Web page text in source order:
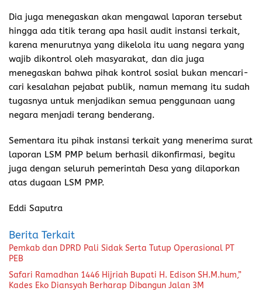
Dia juga menegaskan akan mengawal laporan tersebut
hingga ada titik terang apa hasil audit instansi terkait,
karena menurutnya yang dikelola itu uang negara yang
wajib dikontrol oleh masyarakat, dan dia juga
menegaskan bahwa pihak kontrol sosial bukan mencari-
cari kesalahan pejabat publik, namun memang itu sudah
tugasnya untuk menjadikan semua penggunaan uang
negara menjadi terang benderang.
Sementara itu pihak instansi terkait yang menerima surat
laporan LSM PMP belum berhasil dikonfirmasi, begitu
juga dengan seluruh pemerintah Desa yang dilaporkan
atas dugaan LSM PMP.
Eddi Saputra
Berita Terkait
Pemkab dan DPRD Pali Sidak Serta Tutup Operasional PT
PEB
Safari Ramadhan 1446 Hijriah Bupati H. Edison SH.M.hum,”
Kades Eko Diansyah Berharap Dibangun Jalan 3M